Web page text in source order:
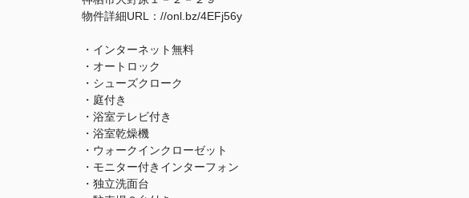
物件詳細URL：//onl.bz/4EFj56y
・インターネット無料
・オートロック
・シューズクローク
・庭付き
・浴室テレビ付き
・浴室乾燥機
・ウォークインクローゼット
・モニター付きインターフォン
・独立洗面台